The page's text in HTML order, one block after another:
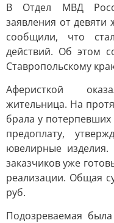
В Отдел МВД
заявления от девяти
сообщили, что
действий. Об этом
Ставропольскому
Аферисткой
жительница. На
брала у
предоплату,
ювелирные
заказчиков уже
реализации. Общая
руб.
Подозреваемая